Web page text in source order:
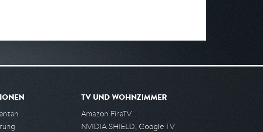
TV UND WOHNZIMMER
Amazon FireTV
NVIDIA SHIELD, Google TV